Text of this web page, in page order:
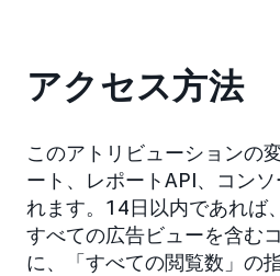
アクセス方法
このアトリビューションの
ート、レポートAPI、コン
れます。14日以内であれば
すべての広告ビューを含む
に、「すべての閲覧数」の